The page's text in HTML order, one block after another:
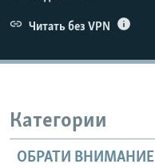
Читать без VPN
Категории
ОБРАТИ ВНИМАНИЕ